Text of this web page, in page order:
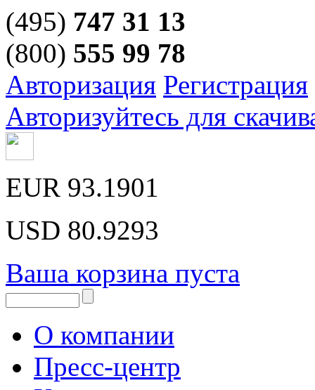
(495) 747 31 13
(800) 555 99 78
Авторизация Регистрация
Авторизуйтесь для
EUR 93.1901
USD 80.9293
Ваша корзина пуста
О компании
Пресс-центр